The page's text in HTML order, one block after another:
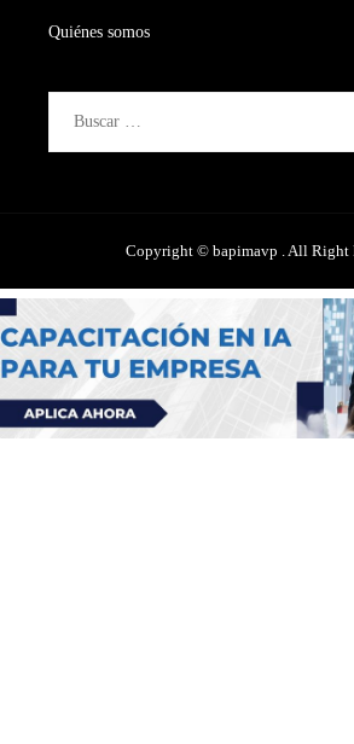
Quiénes somos
Copyright © bapimavp . All Right